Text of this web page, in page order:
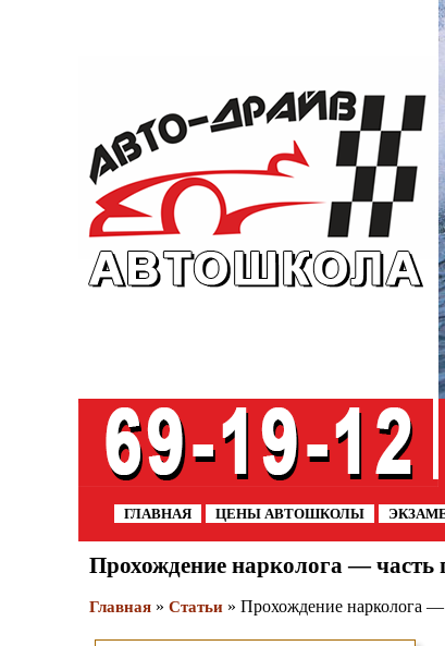
ГЛАВНАЯ ЦЕНЫ АВТОШКОЛЫ
Прохождение нарколога —
Главная » Статьи » Прохождение нарколога —